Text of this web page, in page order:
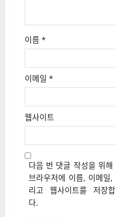
이름 *
이메일 *
웹사이트
다음 번 댓글 작성을 위해
브라우저에 이름, 이메일,
리고 웹사이트를 저장
다.